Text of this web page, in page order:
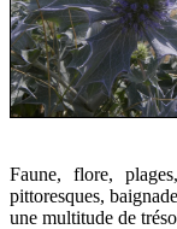
Faune, flore,
pittoresques,
une multitude de